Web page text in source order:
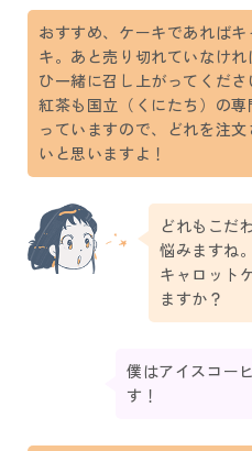
おすすめ、ケーキであればキ
キ。あと売り切れていなけ
ひ一緒に召し上がってくださ
紅茶も国立（くにたち）の専
っていますので、どれを注文
いと思いますよ！
どれもこだ
悩みますね
キャロット
ますか？
僕はアイスコー
す！